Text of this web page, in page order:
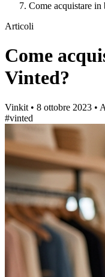
Come acquistare
Articoli
Come
Vinted?
Vinkit • 8 ottobre 2023 •
#vinted